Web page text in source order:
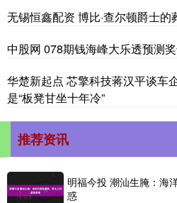
无锡恒鑫配资 博比·查尔顿爵士
中股网 078期钱海峰大乐透预测
华楚新起点 芯擎科技蒋汉平谈车
是“板凳甘坐十年冷”
推荐资讯
明福今投 潮汕生腌：海
惑